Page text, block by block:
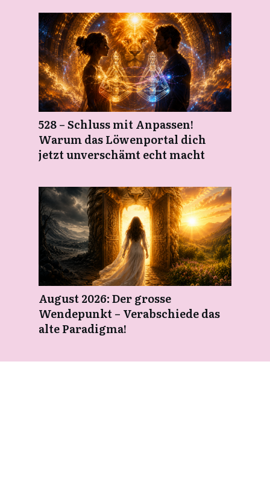
528 – Schluss mit Anpassen!
Warum das Löwenportal dich
jetzt unverschämt echt macht
August 2026: Der grosse
Wendepunkt – Verabschiede das
alte Paradigma!